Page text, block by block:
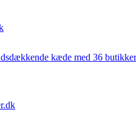
kæde med 36